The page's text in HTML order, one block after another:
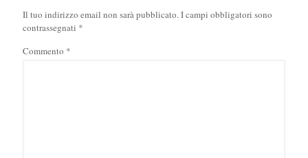
Il tuo indirizzo email non sarà pubblicato.I campi obbligatori sono
contrassegnati *
Commento *